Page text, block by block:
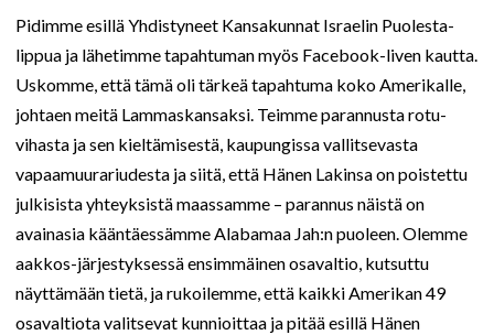
Pidimme esillä Yhdistyneet Kansakunnat Israelin Puolesta-
lippua ja lähetimme tapahtuman myös Facebook-liven kautta.
Uskomme, että tämä oli tärkeä tapahtuma koko Amerikalle,
johtaen meitä Lammaskansaksi. Teimme parannusta rotu-
vihasta ja sen kieltämisestä, kaupungissa vallitsevasta
vapaamuurariudesta ja siitä, että Hänen Lakinsa on poistettu
julkisista yhteyksistä maassamme – parannus näistä on
avainasia kääntäessämme Alabamaa Jah:n puoleen. Olemme
aakkos-järjestyksessä ensimmäinen osavaltio, kutsuttu
näyttämään tietä, ja rukoilemme, että kaikki Amerikan 49
osavaltiota valitsevat kunnioittaa ja pitää esillä Hänen